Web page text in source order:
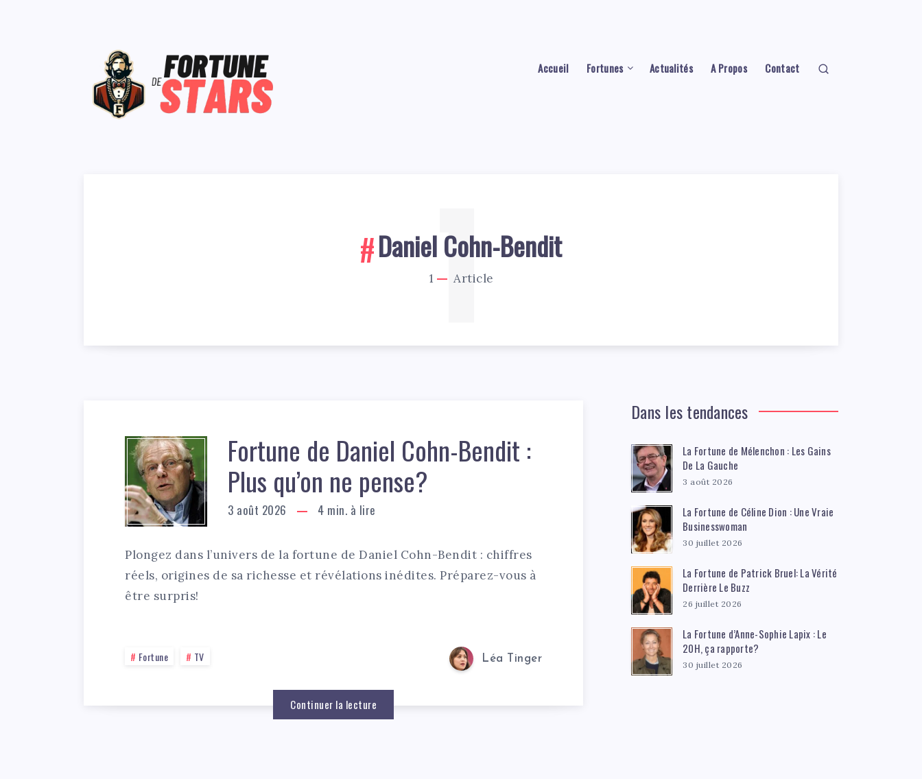
Accueil Fortunes Actualités A Propos Contact
Daniel Cohn-Bendit
1 Article
1
Fortune de Daniel Cohn-Bendit :
Plus qu’on ne pense?
3 août 2026 4 min. à lire
Plongez dans l’univers de la fortune de Daniel Cohn-Bendit : chiffres
réels, origines de sa richesse et révélations inédites. Préparez-vous à
être surpris!
Fortune TV Léa Tinger
Continuer la lecture
Dans les tendances
La Fortune de Mélenchon : Les Gains
De La Gauche
3 août 2026
La Fortune de Céline Dion : Une Vraie
Businesswoman
30 juillet 2026
La Fortune de Patrick Bruel: La Vérité
Derrière Le Buzz
26 juillet 2026
La Fortune d’Anne-Sophie Lapix : Le
20H, ça rapporte?
30 juillet 2026